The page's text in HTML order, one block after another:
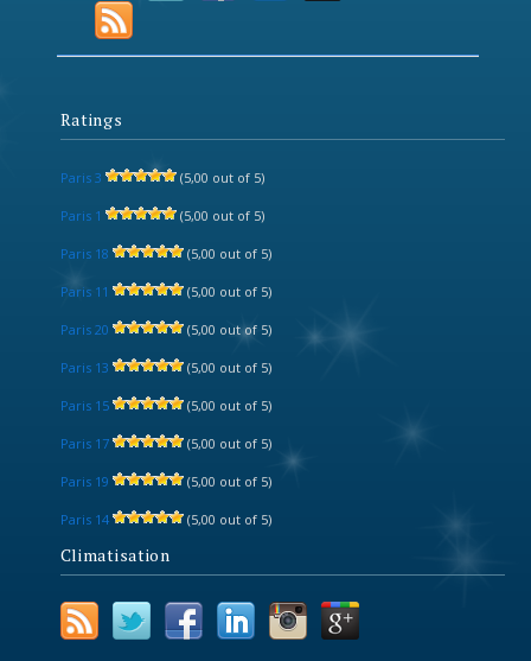
Ratings
Paris 3 (5,00 out of 5)
Paris 1 (5,00 out of 5)
Paris 18 (5,00 out of 5)
Paris 11 (5,00 out of 5)
Paris 20 (5,00 out of 5)
Paris 13 (5,00 out of 5)
Paris 15 (5,00 out of 5)
Paris 17 (5,00 out of 5)
Paris 19 (5,00 out of 5)
Paris 14 (5,00 out of 5)
Climatisation